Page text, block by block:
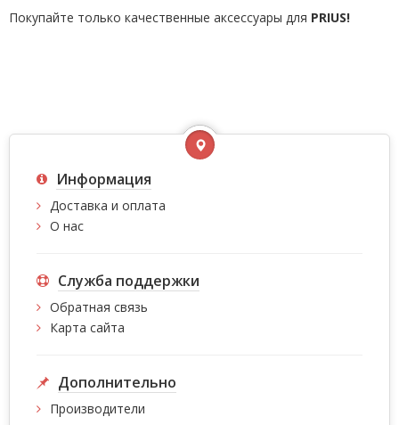
Покупайте только качественные аксессуары для PRIUS!
Информация
Доставка и оплата
О нас
Служба поддержки
Обратная связь
Карта сайта
Дополнительно
Производители